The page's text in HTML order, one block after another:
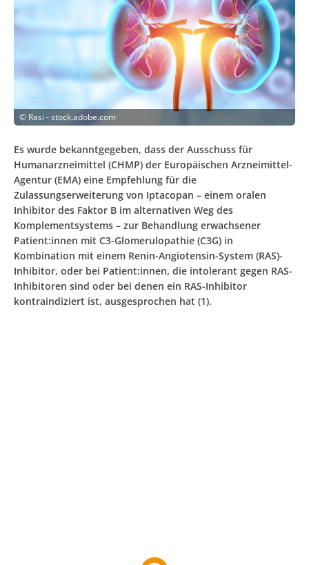
© Rasi - stock.adobe.com
Es wurde bekanntgegeben, dass der Ausschuss für
Humanarzneimittel (CHMP) der Europäischen Arzneimittel-
Agentur (EMA) eine Empfehlung für die
Zulassungserweiterung von Iptacopan – einem oralen
Inhibitor des Faktor B im alternativen Weg des
Komplementsystems – zur Behandlung erwachsener
Patient:innen mit C3-Glomerulopathie (C3G) in
Kombination mit einem Renin-Angiotensin-System (RAS)-
Inhibitor, oder bei Patient:innen, die intolerant gegen RAS-
Inhibitoren sind oder bei denen ein RAS-Inhibitor
kontraindiziert ist, ausgesprochen hat (1).